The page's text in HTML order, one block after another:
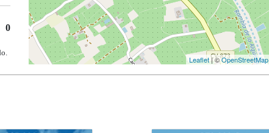
0
Leaflet| ©OpenStreetMap